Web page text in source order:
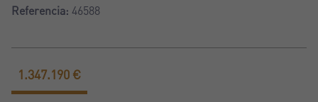
Referencia: 46588
1.347.190 €